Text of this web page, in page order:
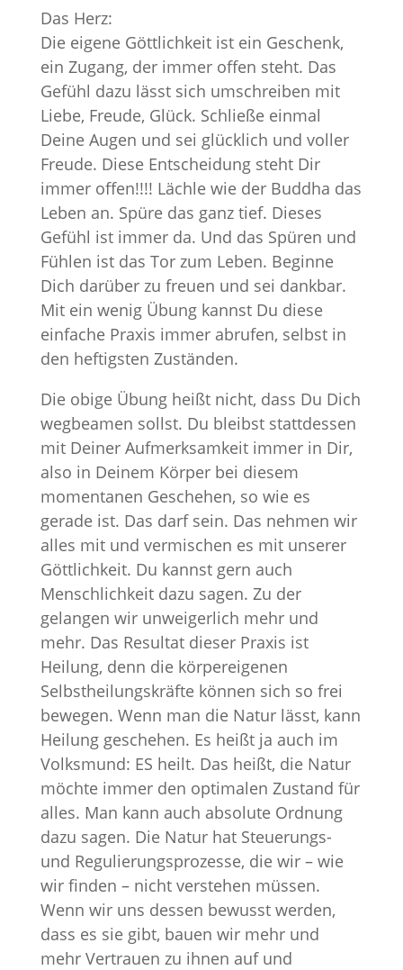
Das Herz:
Die eigene Göttlichkeit ist ein Geschenk,
ein Zugang, der immer offen steht. Das
Gefühl dazu lässt sich umschreiben mit
Liebe, Freude, Glück. Schließe einmal
Deine Augen und sei glücklich und voller
Freude. Diese Entscheidung steht Dir
immer offen!!!! Lächle wie der Buddha das
Leben an. Spüre das ganz tief. Dieses
Gefühl ist immer da. Und das Spüren und
Fühlen ist das Tor zum Leben. Beginne
Dich darüber zu freuen und sei dankbar.
Mit ein wenig Übung kannst Du diese
einfache Praxis immer abrufen, selbst in
den heftigsten Zuständen.
Die obige Übung heißt nicht, dass Du Dich
wegbeamen sollst. Du bleibst stattdessen
mit Deiner Aufmerksamkeit immer in Dir,
also in Deinem Körper bei diesem
momentanen Geschehen, so wie es
gerade ist. Das darf sein. Das nehmen wir
alles mit und vermischen es mit unserer
Göttlichkeit. Du kannst gern auch
Menschlichkeit dazu sagen. Zu der
gelangen wir unweigerlich mehr und
mehr. Das Resultat dieser Praxis ist
Heilung, denn die körpereigenen
Selbstheilungskräfte können sich so frei
bewegen. Wenn man die Natur lässt, kann
Heilung geschehen. Es heißt ja auch im
Volksmund: ES heilt. Das heißt, die Natur
möchte immer den optimalen Zustand für
alles. Man kann auch absolute Ordnung
dazu sagen. Die Natur hat Steuerungs-
und Regulierungsprozesse, die wir – wie
wir finden – nicht verstehen müssen.
Wenn wir uns dessen bewusst werden,
dass es sie gibt, bauen wir mehr und
mehr Vertrauen zu ihnen auf und